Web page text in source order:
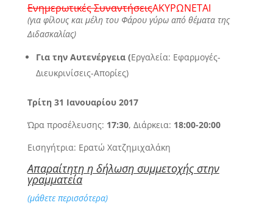
Ενημερωτικές ΣυναντήσειςΑΚΥΡΩΝΕΤΑΙ
(για φίλους και μέλη του Φάρου γύρω από θέματα της
Διδασκαλίας)
Για την Αυτενέργεια (Εργαλεία: Εφαρμογές-
Διευκρινίσεις-Απορίες)
Τρίτη 31 Ιανουαρίου 2017
Ώρα προσέλευσης: 17:30, Διάρκεια: 18:00-20:00
Εισηγήτρια: Ερατώ Χατζημιχαλάκη
Απαραίτητη η δήλωση συμμετοχής στην
γραμματεία
(μάθετε περισσότερα)